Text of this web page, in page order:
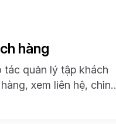
hàng
tác quản lý tập khách
xem liên hệ, chỉnh
chóng, dễ dàng